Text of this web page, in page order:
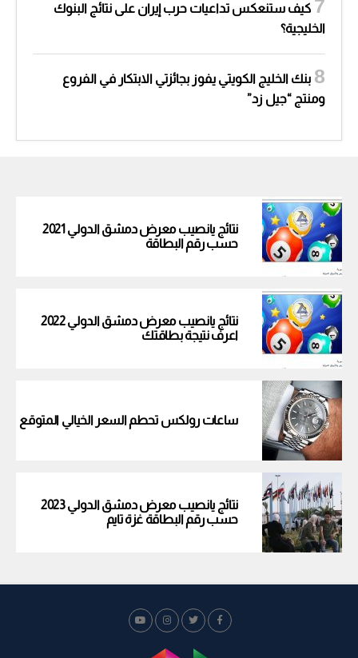
كيف ستنعكس تداعيات حرب إيران على نتائج البنوك
الخليجية؟
بنك الخليج الكويتي يفوز بجائزتي الابتكار في الفروع
ومنتج “جيل زد”
نتائج يانصيب معرض دمشق الدولي 2021
حسب رقم البطاقة
نتائج يانصيب معرض دمشق الدولي 2022
اعرف نتيجة بطاقتك
ساعات رولكس تحطم السعر الخيالي المتوقع
نتائج يانصيب معرض دمشق الدولي 2023
حسب رقم البطاقة غزة تايم